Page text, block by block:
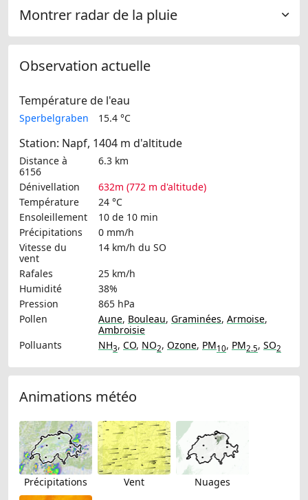
Montrer radar de la pluie
Observation actuelle
Température de l'eau
Sperbelgraben 15.4 °C
Station: Napf, 1404 m d'altitude
Distance à
6156
6.3 km
Dénivellation
632m (772 m d'altitude)
Température
24 °C
Ensoleillement
10 de 10 min
Précipitations
0 mm/h
Vitesse du
vent
14 km/h du SO
Rafales
25 km/h
Humidité
38%
Pression
865 hPa
Pollen
Aune, Bouleau, Graminées, Armoise,
Ambroisie
Polluants
NH3, CO, NO2, Ozone, PM10, PM2.5, SO2
Animations météo
Précipitations Vent Nuages